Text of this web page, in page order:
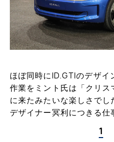
ほぼ同時にID.GTIのデザ
作業をミント氏は「クリス
に来たみたいな楽しさでし
デザイナー冥利につきる仕
1